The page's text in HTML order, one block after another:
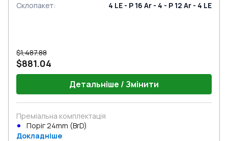
Склопакет: 4 LE - P 16 Ar - 4 - P 12 Ar - 4 LE
$1,487.88
$881.04
Детальніше / Змінити
Преміальна комплектація
Поріг 24mm (BrD)
Докладніше